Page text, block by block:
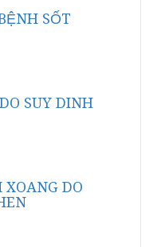
SỐT
SUY DINH
XOANG DO